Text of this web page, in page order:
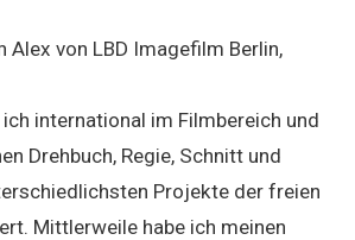
Alex von LBD Imagefilm Berlin,
international im Filmbereich und
Drehbuch, Regie, Schnitt und
Projekte der freien
Mittlerweile habe ich meinen